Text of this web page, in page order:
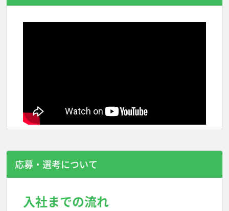
応募・選考について
入社までの流れ